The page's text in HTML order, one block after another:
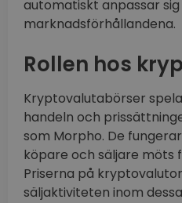
automatiskt anpassar
marknadsförhållandena.
Rollen hos
Kryptovalutabörser
handeln och
som Morpho. De
köpare och säljare möts
Priserna på
säljaktiviteten inom